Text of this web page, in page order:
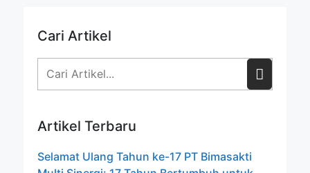
Cari Artikel
Artikel Terbaru
Selamat Ulang Tahun ke-17 PT Bimasakti